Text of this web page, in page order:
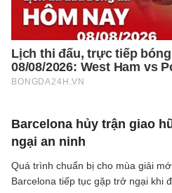
Barcelona hủy trận giao
ngại an ninh
Quá trình chuẩn bị cho mùa giải
Barcelona tiếp tục gặp trở ngại khi